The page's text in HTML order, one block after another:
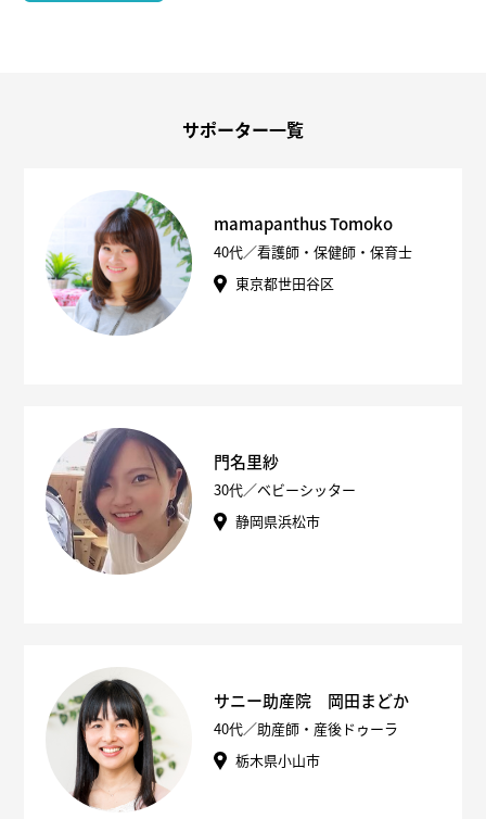
サポーター一覧
mamapanthus Tomoko
40代／看護師・保健師・保育士
東京都世田谷区
門名里紗
30代／ベビーシッター
静岡県浜松市
サニー助産院 岡田まどか
40代／助産師・産後ドゥーラ
栃木県小山市